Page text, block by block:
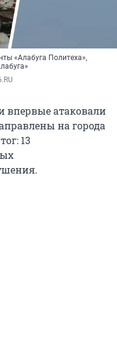
«Алабуга Политеха»,
впервые атаковали
на города
13